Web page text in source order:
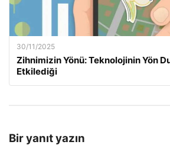
30/11/2025
Zihnimizin Yönü: Teknolojinin Yön
Etkilediği
Bir yanıt yazın